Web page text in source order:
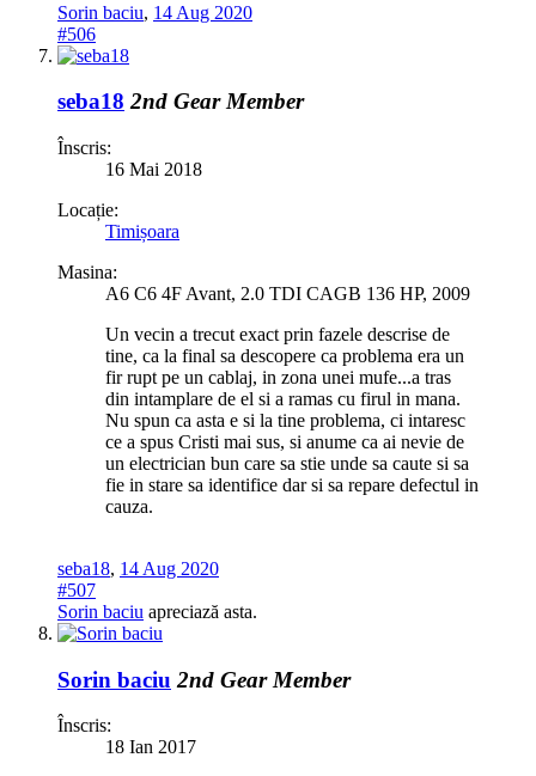
Sorin baciu, 14 Aug 2020
#506
seba18 2nd Gear Member
Înscris:
16 Mai 2018
Locație:
Timișoara
Masina:
A6 C6 4F Avant, 2.0 TDI CAGB 136 HP, 2009
Un vecin a trecut exact prin fazele descrise de
tine, ca la final sa descopere ca problema era un
fir rupt pe un cablaj, in zona unei mufe...a tras
din intamplare de el si a ramas cu firul in mana.
Nu spun ca asta e si la tine problema, ci intaresc
ce a spus Cristi mai sus, si anume ca ai nevie de
un electrician bun care sa stie unde sa caute si sa
fie in stare sa identifice dar si sa repare defectul in
cauza.
seba18, 14 Aug 2020
#507
Sorin baciu apreciază asta.
Sorin baciu 2nd Gear Member
Înscris:
18 Ian 2017